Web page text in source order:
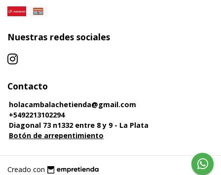
Nuestras redes sociales
Contacto
holacambalachetienda@gmail.com
+5492213102294
Diagonal 73 n1332 entre 8 y 9 - La Plata
Botón de arrepentimiento
Creado con